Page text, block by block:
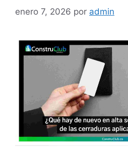
enero 7, 2026 por admin